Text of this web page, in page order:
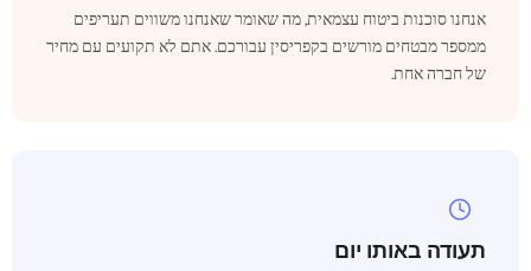
אנחנו סוכנות ביטוח עצמאית, מה שאומר שאנחנו משווים תעריפים
ממספר מבטחים מורשים בקפריסין עבורכם. אתם לא תקועים עם מחיר
של חברה אחת.
תעודה באותו יום